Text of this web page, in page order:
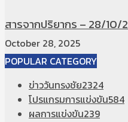
สารจากปริยากร – 28/10/
October 28, 2025
POPULAR CATEGORY
ข่าววันทรงชัย2324
โปรแกรมการแข่งขัน584
ผลการแข่งขัน239